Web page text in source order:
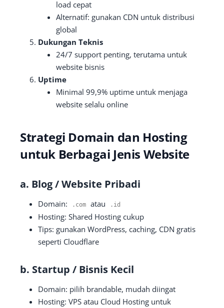
load cepat
Alternatif: gunakan CDN untuk distribusi
global
Dukungan Teknis
24/7 support penting, terutama untuk
website bisnis
Uptime
Minimal 99,9% uptime untuk menjaga
website selalu online
Strategi Domain dan Hosting
untuk Berbagai Jenis Website
a. Blog / Website Pribadi
Domain: . com atau . id
Hosting: Shared Hosting cukup
Tips: gunakan WordPress, caching, CDN gratis
seperti Cloudflare
b. Startup / Bisnis Kecil
Domain: pilih brandable, mudah diingat
Hosting: VPS atau Cloud Hosting untuk